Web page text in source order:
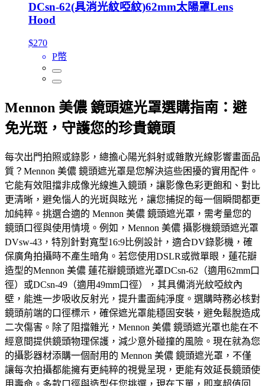
DCsn-62(具消光紋啞紋)62mm太陽罩Lens
Hood
$270
P幣
Mennon 美儂 鏡頭遮光罩選購指南：避
免光斑，守護您的珍貴鏡頭
每次出門拍照或錄影，總擔心陽光斜射或雜散光線影響畫面品
質？Mennon 美儂 鏡頭遮光罩是您解決這些困擾的實用配件。
它能有效阻擋非成像光線進入鏡頭，讓影像色彩更飽和、對比
更清晰，避免惱人的光斑與眩光，讓您捕捉的每一個瞬間都更
加純粹。挑選合適的 Mennon 美儂 鏡頭遮光罩，需考量您的
鏡頭口徑與使用情境。例如，Mennon 美儂 攝影機鏡頭遮光罩
DVsw-43，特別針對寬型16:9比例設計，適合DV錄影機，確
保廣角拍攝時不產生暗角。若您使用DSLR或微單眼，蓮花瓣
造型的Mennon 美儂 蓮花瓣鏡頭遮光罩DCsn-62（適用62mm口
徑）或DCsn-49（適用49mm口徑），其具備消光紋啞紋內
壁，能進一步吸收反射光，提升畫面純淨度。選購時務必核對
鏡頭前端的口徑標示，確保遮光罩能穩固安裝，避免鬆脫造成
二次傷害。除了阻擋雜光，Mennon 美儂 鏡頭遮光罩也能在不
經意間提供鏡頭物理保護，減少意外碰撞的風險。現在就為您
的攝影器材添購一個耐用的 Mennon 美儂 鏡頭遮光罩，不僅
讓每次拍攝都能擁有更純粹的視覺呈現，更能有效延長鏡頭使
用壽命。多款口徑與造型任您挑選，現在下單，即享超值回